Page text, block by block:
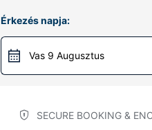
Érkezés napja:
Vas 9 Augusztus
SECURE BOOKING &